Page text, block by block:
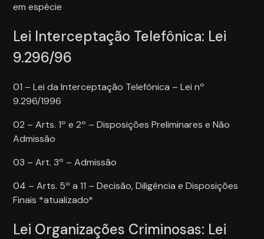
em espécie
Lei Interceptação Telefônica: Lei
9.296/96
01 – Lei da Interceptação Telefônica – Lei nº
9.296/1996
02 – Arts. 1º e 2º – Disposições Preliminares e Não
Admissão
03 – Art. 3º – Admissão
04 – Arts. 5º a 11 – Decisão, Diligência e Disposições
Finais *atualizado*
Lei Organizações Criminosas: Lei